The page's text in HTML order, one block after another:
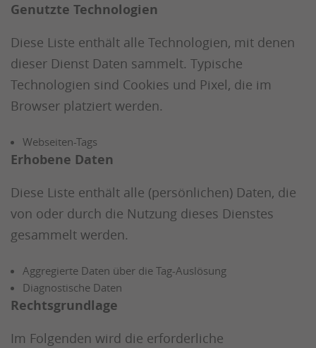
Genutzte Technologien
Diese Liste enthält alle Technologien, mit denen
dieser Dienst Daten sammelt. Typische
Technologien sind Cookies und Pixel, die im
Browser platziert werden.
Webseiten-Tags
Erhobene Daten
Diese Liste enthält alle (persönlichen) Daten, die
von oder durch die Nutzung dieses Dienstes
gesammelt werden.
Aggregierte Daten über die Tag-Auslösung
Diagnostische Daten
Rechtsgrundlage
Im Folgenden wird die erforderliche